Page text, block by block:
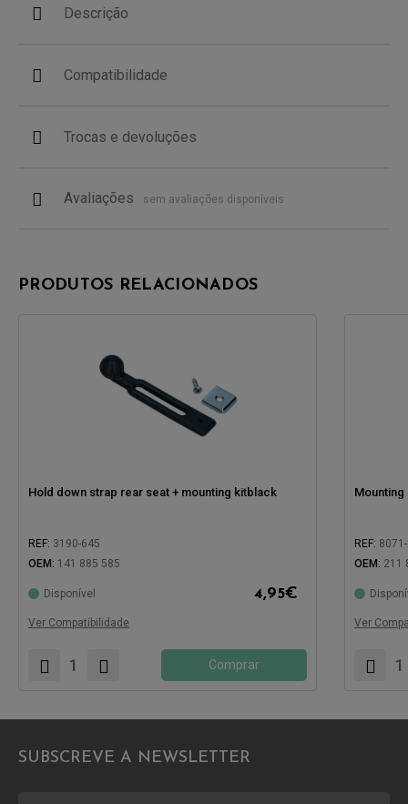
Descrição
Compatibilidade
Trocas e devoluções
Avaliações sem avaliações disponíveis
PRODUTOS RELACIONADOS
Hold down strap rear seat + mounting kitblack
REF: 3190-645
OEM: 141 885 585
Disponível 4,95€
Ver Compatibilidade
Comprar
REF:
OEM: 211
Ver
SUBSCREVE A NEWSLETTER